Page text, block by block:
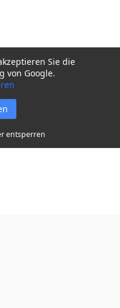
Sie die
von Google.
entsperren